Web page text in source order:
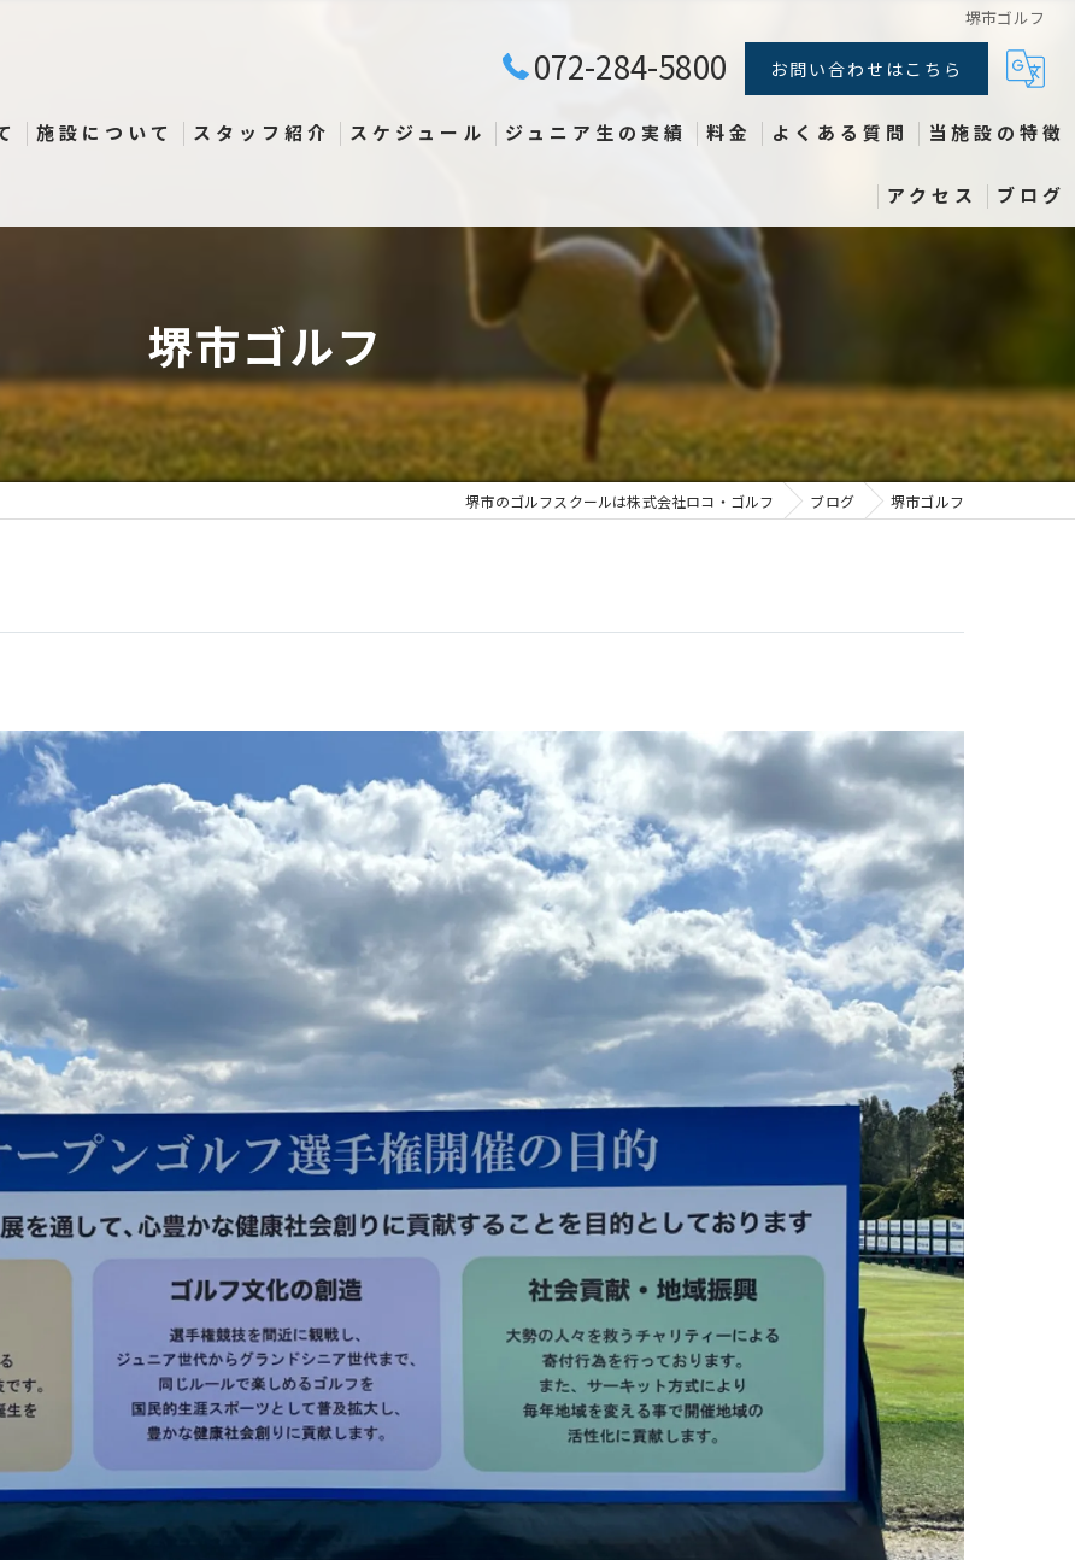
堺市ゴルフ
072-284-5800 お問い合わせはこちら
施設について スタッフ紹介 スケジュール ジュニア生の実績 料金 よくある質問 当施設の特徴
レッスン
体験
アクセス ブログ
堺市ゴルフ
堺市のゴルフスクールは株式会社ロコ・ゴルフ ブログ 堺市ゴルフ